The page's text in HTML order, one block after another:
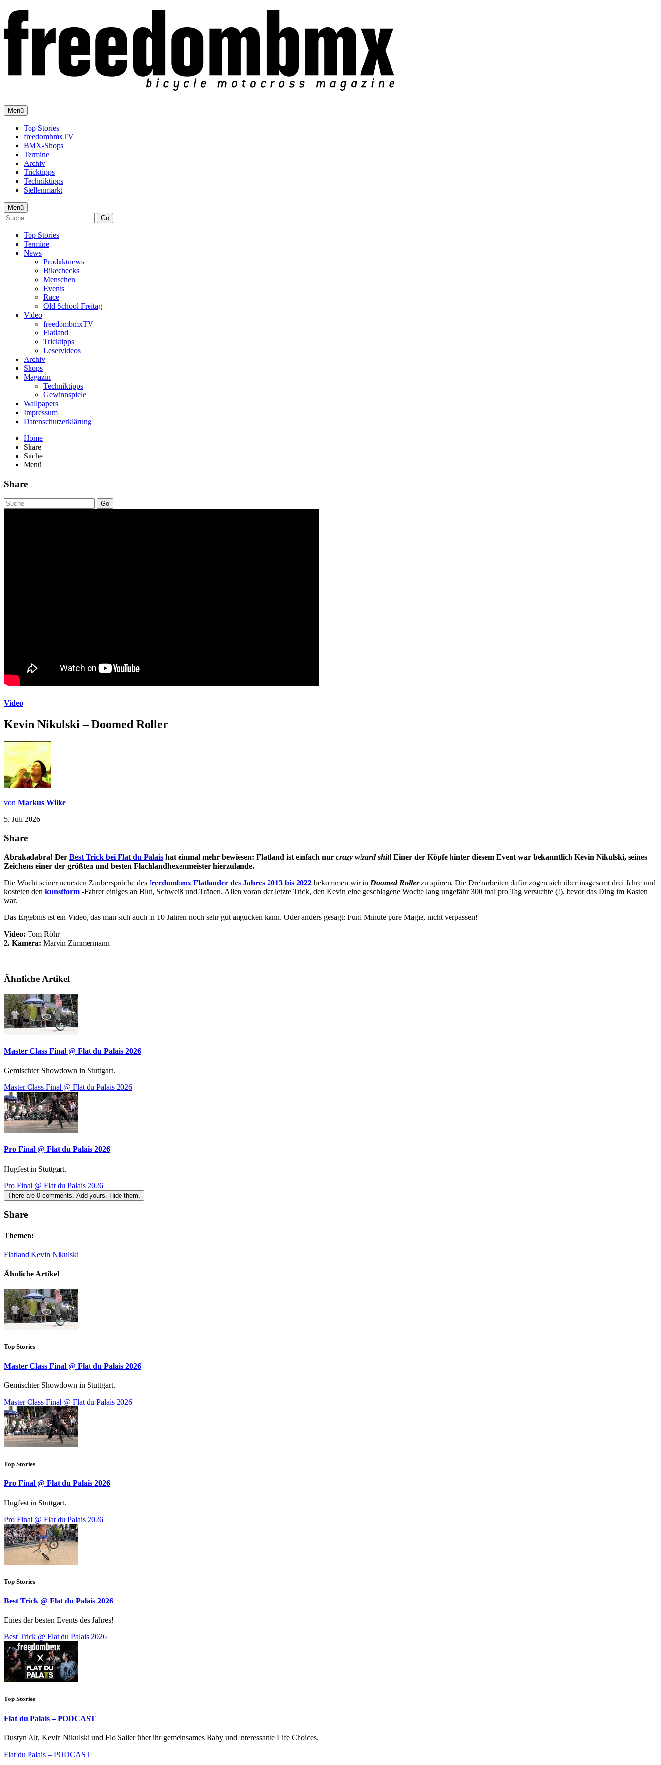
Menü
Top Stories
freedombmxTV
BMX-Shops
Termine
Archiv
Tricktipps
Techniktipps
Stellenmarkt
Menü
Go
Top Stories
Termine
News
Produktnews
Bikechecks
Menschen
Events
Race
Old School Freitag
Video
freedombmxTV
Flatland
Tricktipps
Leservideos
Archiv
Shops
Magazin
Techniktipps
Gewinnspiele
Wallpapers
Impressum
Datenschutzerklärung
Home
Share
Suche
Menü
Share
Go
Video
Kevin Nikulski – Doomed Roller
von Markus Wilke
5. Juli 2026
Share
Abrakadabra! Der Best Trick bei Flat du Palais hat einmal mehr bewiesen: Flatland ist einfach nur crazy wizard shit! Einer der Köpfe hinter diesem Event war bekanntlich Kevin Nikulski, seines
Zeichens einer der größten und besten Flachlandhexenmeister hierzulande.
Die Wucht seiner neuesten Zaubersprüche des freedombmx Flatlander des Jahres 2013 bis 2022 bekommen wir in Doomed Rollerzu spüren. Die Dreharbeiten dafür zogen sich über insgesamt drei Jahre und
kosteten den kunstform -Fahrer einiges an Blut, Schweiß und Tränen. Allen voran der letzte Trick, den Kevin eine geschlagene Woche lang ungefähr 300 mal pro Tag versuchte (!), bevor das Ding im Kasten
war.
Das Ergebnis ist ein Video, das man sich auch in 10 Jahren noch sehr gut angucken kann. Oder anders gesagt: Fünf Minute pure Magie, nicht verpassen!
Video: Tom Röhr
2. Kamera: Marvin Zimmermann
Ähnliche Artikel
Master Class Final @ Flat du Palais 2026
Gemischter Showdown in Stuttgart.
Master Class Final @ Flat du Palais 2026
Pro Final @ Flat du Palais 2026
Hugfest in Stuttgart.
Pro Final @ Flat du Palais 2026
There are 0 comments. Add yours. Hide them.
Share
Themen:
Flatland Kevin Nikulski
Ähnliche Artikel
Top Stories
Master Class Final @ Flat du Palais 2026
Gemischter Showdown in Stuttgart.
Master Class Final @ Flat du Palais 2026
Top Stories
Pro Final @ Flat du Palais 2026
Hugfest in Stuttgart.
Pro Final @ Flat du Palais 2026
Top Stories
Best Trick @ Flat du Palais 2026
Eines der besten Events des Jahres!
Best Trick @ Flat du Palais 2026
Top Stories
Flat du Palais – PODCAST
Dustyn Alt, Kevin Nikulski und Flo Sailer über ihr gemeinsames Baby und interessante Life Choices.
Flat du Palais – PODCAST